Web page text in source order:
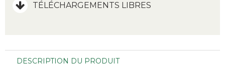
TÉLÉCHARGEMENTS LIBRES
DESCRIPTION DU PRODUIT